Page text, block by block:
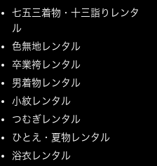
七五三着物・十三詣りレンタ
ル
色無地レンタル
卒業袴レンタル
男着物レンタル
小紋レンタル
つむぎレンタル
ひとえ・夏物レンタル
浴衣レンタル